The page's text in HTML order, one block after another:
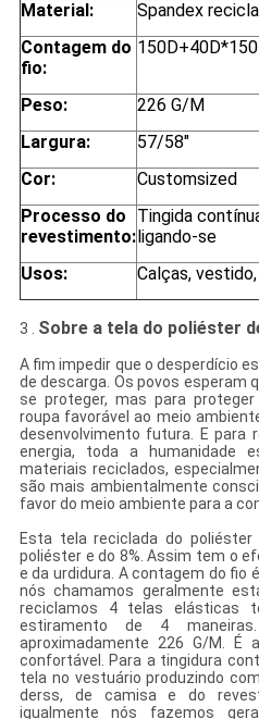
Material:
Spandex
Contagem do
fio:
Peso:
226 G/M
Largura:
57/58"
Cor:
Customsized
Processo do
revestimento:
Tingida
ligando-se
Usos:
Calças,
3 . Sobre a tela do poliéster
A fim impedir que o desperdício
de descarga. Os povos esperam
se proteger, mas para
roupa favorável ao meio
desenvolvimento futura. E para
energia, toda a humanidade
materiais reciclados,
são mais ambientalmente
favor do meio ambiente para a
Esta tela reciclada do poliéster
poliéster e do 8%. Assim tem o
e da urdidura. A contagem do fio
nós chamamos geralmente
reciclamos 4 telas elásticas
estiramento de 4
aproximadamente 226 G/M.
confortável. Para a tingidura
tela no vestuário produzindo
derss, de camisa e do
igualmente nós fazemos